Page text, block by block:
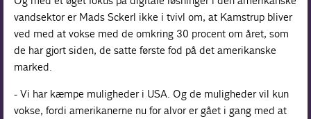
vandsektor er Mads Sckerl ikke i tvivl om, at Kamstrup bliver
ved med at vokse med de omkring 30 procent om året, som
de har gjort siden, de satte første fod på det amerikanske
marked.
- Vi har kæmpe muligheder i USA. Og de muligheder vil kun
vokse, fordi amerikanerne nu for alvor er gået i gang med at